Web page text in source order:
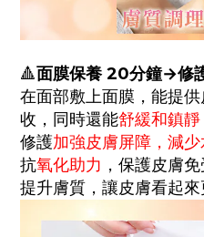
🔺面膜保養 20分鐘→修
在面部敷上面膜，能提
收，同時還能舒緩和鎮靜
修護加強皮膚屏障，減
抗氧化助力 ，保護皮膚
提升膚質，讓皮膚看起來